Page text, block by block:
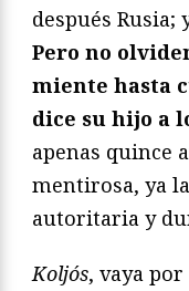
después
Pero no
miente hasta
dice su hijo a
apenas quince
mentirosa, ya
autoritaria y
Koljós, vaya por